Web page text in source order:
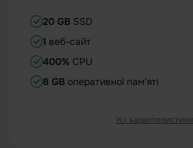
20 GB SSD
1 веб-сайт
400% CPU
8 GB оперативної пам'яті
Виділена IP-адресаУсі характеристики